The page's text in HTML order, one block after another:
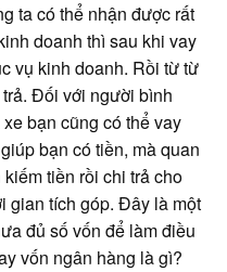
ta có thể nhận được rất
doanh thì sau khi vay
vụ kinh doanh. Rồi từ từ
Đối với người bình
bạn cũng có thể vay
bạn có tiền, mà quan
tiền rồi chi trả cho
gian tích góp. Đây là một
đủ số vốn để làm điều
vốn ngân hàng là gì?